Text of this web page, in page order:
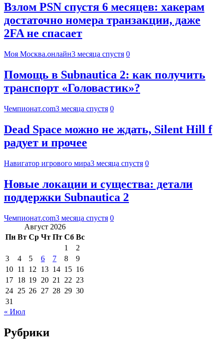
Взлом PSN спустя 6 месяцев: хакерам
достаточно номера транзакции, даже
2FA не спасает
Моя Москва.онлайн3 месяца спустя 0
Помощь в Subnautica 2: как получить
транспорт «Головастик»?
Чемпионат.com3 месяца спустя 0
Dead Space можно не ждать, Silent Hill f
радует и прочее
Навигатор игрового мира3 месяца спустя 0
Новые локации и существа: детали
поддержки Subnautica 2
Чемпионат.com3 месяца спустя 0
Август 2026
Пн Вт Ср Чт Пт Сб Вс
1
2
3
4 5 6 7 8
9
10 11 12 13 14 15 16
17 18 19 20 21 22 23
24 25 26 27 28 29 30
31
« Июл
Рубрики